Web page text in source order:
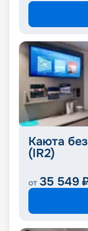
Каюта
(IR2)
от 35 549